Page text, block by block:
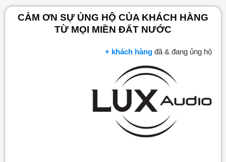
CẢM ƠN SỰ ỦNG HỘ CỦA KHÁCH HÀNG
TỪ MỌI MIỀN ĐẤT NƯỚC
+ khách hàng đã & đang ủng hộ